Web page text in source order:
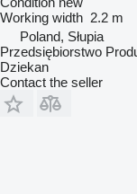
Working width 2.2 m
Poland, Słupia
Przedsiębiorstwo
Dziekan
Contact the seller